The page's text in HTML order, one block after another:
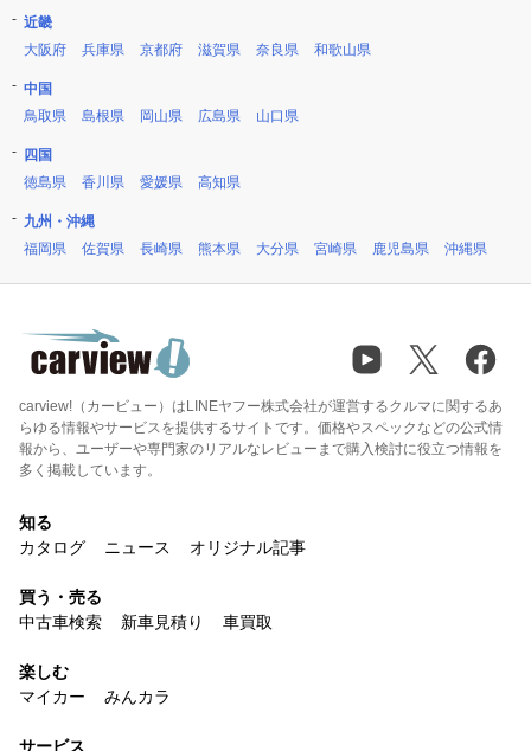
近畿
大阪府
兵庫県 京都府 滋賀県 奈良県 和歌山県
中国
鳥取県
島根県 岡山県 広島県 山口県
四国
徳島県
香川県 愛媛県 高知県
九州・沖縄
福岡県
佐賀県 長崎県 熊本県 大分県 宮崎県 鹿児島県 沖縄県
carview!（カービュー）はLINEヤフー株式会社が運営するクルマに関するあ
らゆる情報やサービスを提供するサイトです。価格やスペックなどの公式情
報から、ユーザーや専門家のリアルなレビューまで購入検討に役立つ情報を
多く掲載しています。
知る
カタログ
ニュース オリジナル記事
買う・売る
中古車検索
新車見積り 車買取
楽しむ
マイカー
みんカラ
サービス